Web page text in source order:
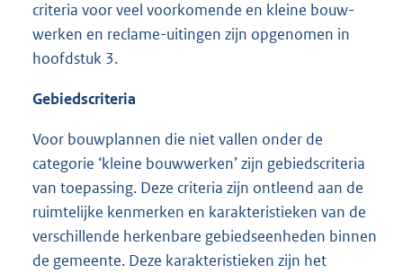
criteria voor veel voorkomende en kleine bouw-
werken en reclame-uitingen zijn opgenomen in
hoofdstuk 3.
Gebiedscriteria
Voor bouwplannen die niet vallen onder de
categorie ‘kleine bouwwerken’ zijn gebiedscriteria
van toepassing. Deze criteria zijn ontleend aan de
ruimtelijke kenmerken en karakteristieken van de
verschillende herkenbare gebiedseenheden binnen
de gemeente. Deze karakteristieken zijn het